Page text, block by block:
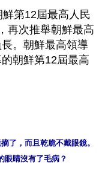
第12屆最高人民
再次推舉朝鮮最高
。朝鮮最高領導
朝鮮第12屆最高
了，而且乾脆不戴眼鏡。
眼睛沒有了毛病？